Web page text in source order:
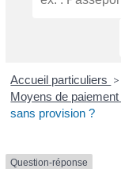
Accueil particuliers >
Moyens de paiement
sans provision ?
Question-réponse